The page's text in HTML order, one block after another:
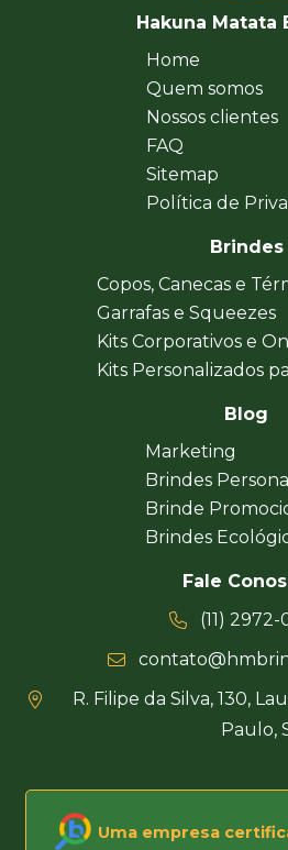
Hakuna Matata
Home
Quem somos
Nossos clientes
FAQ
Sitemap
Política de
Brindes
Copos, Canecas e
Garrafas e Squeezes
Kits Corporativos e
Kits Personalizados
Blog
Marketing
Brindes
Brinde
Brindes
Fale
(11)
R. Filipe da Silva, 130,
Paulo,
Uma empresa